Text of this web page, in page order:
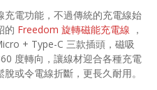
電功能，不過傳統的充電線始
的 Freedom 旋轉磁能充電線 ，
+ Type-C 三款插頭，磁吸
度轉向，讓線材迎合各種充電
或令電線折斷，更長久耐用。